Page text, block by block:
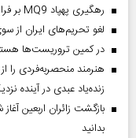
رهگیری پهپاد MQ9 بر فراز تنگه هرمز
لغو تحریم‌های ایران از
در کمین تروریست‌ها
زنده‌یاد عبدی در آینده
بدانید